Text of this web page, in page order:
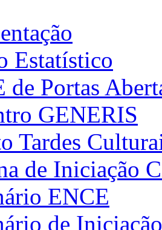
Estatístico
de Portas
GENERIS
Tardes
de Iniciação
ENCE
de